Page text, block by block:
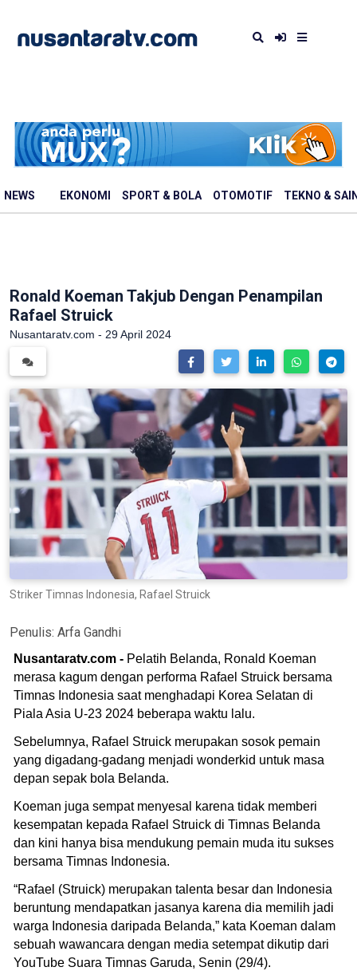
NEWS EKONOMI SPORT & BOLA OTOMOTIF TEKNO &
Ronald Koeman Takjub Dengan Penampilan
Rafael Struick
Nusantaratv.com - 29 April 2024
Striker Timnas Indonesia, Rafael Struick
Penulis: Arfa Gandhi
Nusantaratv.com - Pelatih Belanda, Ronald Koeman
merasa kagum dengan performa Rafael Struick bersama
Timnas Indonesia saat menghadapi Korea Selatan di
Piala Asia U-23 2024 beberapa waktu lalu.
Sebelumnya, Rafael Struick merupakan sosok pemain
yang digadang-gadang menjadi wonderkid untuk masa
depan sepak bola Belanda.
Koeman juga sempat menyesal karena tidak memberi
kesempatan kepada Rafael Struick di Timnas Belanda
dan kini hanya bisa mendukung pemain muda itu sukses
bersama Timnas Indonesia.
“Rafael (Struick) merupakan talenta besar dan Indonesia
beruntung mendapatkan jasanya karena dia memilih jadi
warga Indonesia daripada Belanda,” kata Koeman dalam
sebuah wawancara dengan media setempat dikutip dari
YouTube Suara Timnas Garuda, Senin (29/4).